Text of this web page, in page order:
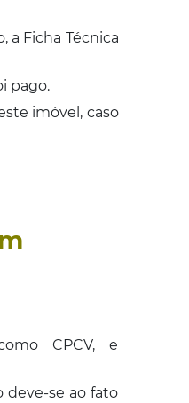
a Ficha Técnica
pago.
imóvel, caso
CPCV, e
deve-se ao fato